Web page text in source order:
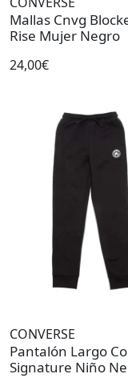
Mallas Cnvg
Rise Mujer Negro
24,00€
CONVERSE
Pantalón Largo
Signature Niño